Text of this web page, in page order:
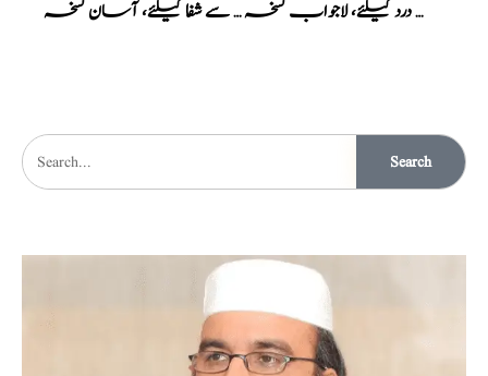
آنکھوں کی ہر بیماری سے شفا کیلئے، آسان نسخہ آنکھوں کے درد کیلئے، لاجواب نسخہ
Search